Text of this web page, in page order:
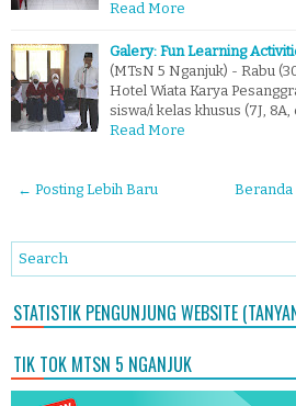
Read More
Galery: Fun Learning
(MTsN 5 Nganjuk) - Rabu
Hotel Wiata Karya
siswa/i kelas khusus (7J, 8A,
Read More
← Posting Lebih Baru Beranda
STATISTIK PENGUNJUNG WEBSITE
TIK TOK MTSN 5 NGANJUK